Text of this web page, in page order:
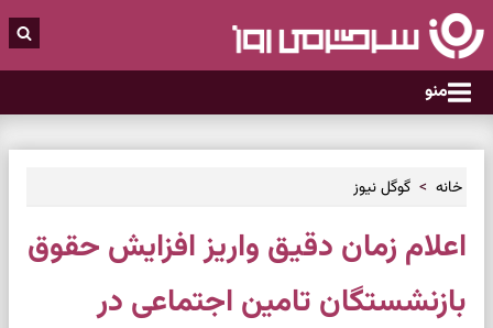
منو
خانه گوگل نیوز
اعلام زمان دقیق واریز افزایش حقوق
بازنشستگان تامین اجتماعی در